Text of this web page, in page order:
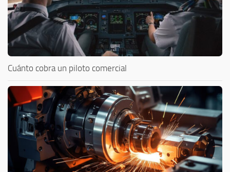
Cuánto cobra un piloto comercial